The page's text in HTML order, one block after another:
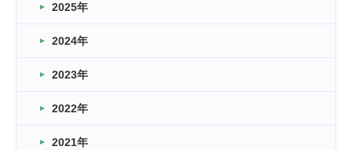
車いすバスケとRくんのお話
卒業・卒園の季節★
2026.03.11
緑ケ丘体育館
2025年
2024年
2023年
2022年
2021年